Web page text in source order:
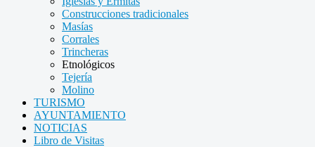
Construcciones tradicionales
Masías
Corrales
Trincheras
Etnológicos
Tejería
Molino
TURISMO
AYUNTAMIENTO
NOTICIAS
Libro de Visitas